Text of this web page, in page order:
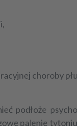
choroby
podłoże
palenie